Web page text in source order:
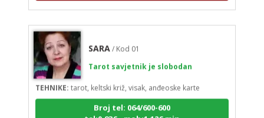
TEHNIKE:tarot, keltski križ, visak, anđeoske karte
Broj tel: 064/600-600
tel:0,93€ - mob:1,12€ min